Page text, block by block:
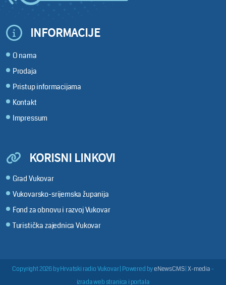
INFORMACIJE
O nama
Prodaja
Pristup informacijama
Kontakt
Impressum
KORISNI LINKOVI
Grad Vukovar
Vukovarsko-srijemska županija
Fond za obnovu i razvoj Vukovar
Turistička zajednica Vukovar
Copyright 2026 by Hrvatski radio Vukovar| Powered byeNewsCMS|X-media -
izrada web stranica i portala